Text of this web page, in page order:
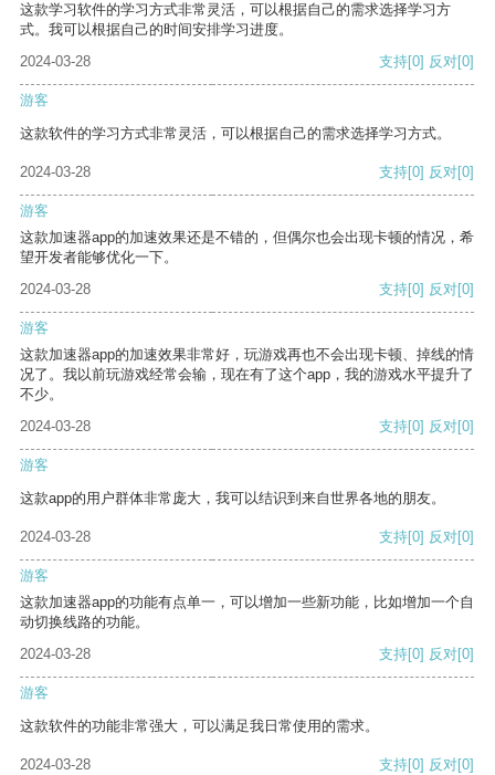
这款学习软件的学习方式非常灵活，可以根据自己的需求选择学习方
式。我可以根据自己的时间安排学习进度。
2024-03-28
支持[0] 反对[0]
游客
这款软件的学习方式非常灵活，可以根据自己的需求选择学习方式。
2024-03-28 支持[0] 反对[0]
游客
这款加速器app的加速效果还是不错的，但偶尔也会出现卡顿的情况，希
望开发者能够优化一下。
2024-03-28
支持[0] 反对[0]
游客
这款加速器app的加速效果非常好，玩游戏再也不会出现卡顿、掉线的情
况了。我以前玩游戏经常会输，现在有了这个app，我的游戏水平提升了
不少。
2024-03-28
支持[0] 反对[0]
游客
这款app的用户群体非常庞大，我可以结识到来自世界各地的朋友。
2024-03-28 支持[0] 反对[0]
游客
这款加速器app的功能有点单一，可以增加一些新功能，比如增加一个自
动切换线路的功能。
2024-03-28
支持[0] 反对[0]
游客
这款软件的功能非常强大，可以满足我日常使用的需求。
2024-03-28 支持[0] 反对[0]